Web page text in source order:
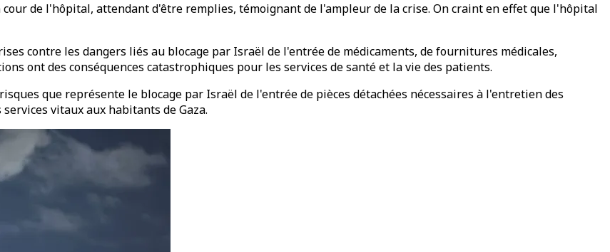
de l'hôpital, attendant d'être remplies, témoignant de l'ampleur de la crise. On craint en effet que l'hôpital
contre les dangers liés au blocage par Israël de l'entrée de médicaments, de fournitures médicales,
ont des conséquences catastrophiques pour les services de santé et la vie des patients.
que représente le blocage par Israël de l'entrée de pièces détachées nécessaires à l'entretien des
vitaux aux habitants de Gaza.